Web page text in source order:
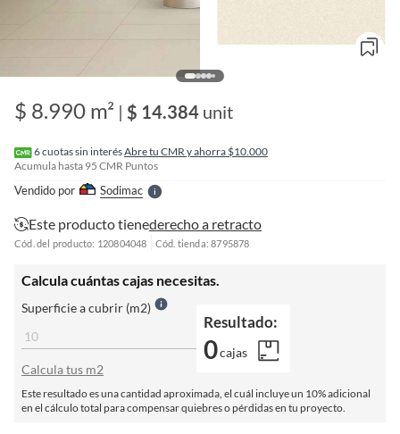
$ 8.990 m² | $ 14.384 unit
6cuotas sin interésAbre tu CMR y ahorra $10.000
Acumula hasta 95 CMR Puntos
Vendido por SodimacS
l
l
r
I
f
Este producto tienederecho a retracto
Cód. del producto: 120804048 Cód. tienda: 8795878
Calcula cuántas cajas necesitas.
Superficie a cubrir (m2)
Calcula tus m2
Resultado:
0cajas
Este resultado es una cantidad aproximada, el cuál incluye un 10% adicional
en el cálculo total para compensar quiebres o pérdidas en tu proyecto.